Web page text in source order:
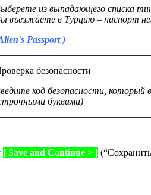
из выпадающего списка
въезжаете в Турцию – паспорт
Passport )
безопасности
код безопасности,
буквами)
[ Save and Continue > ]